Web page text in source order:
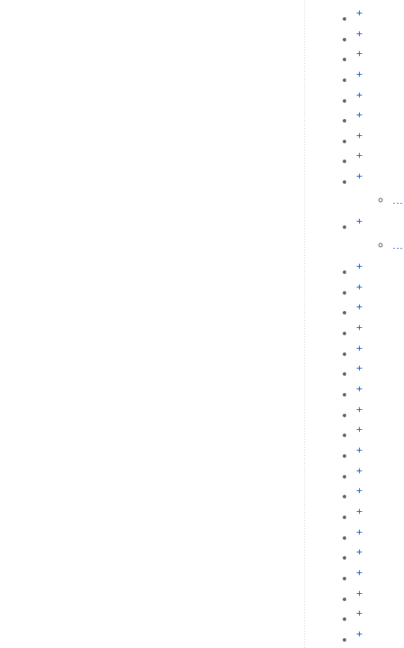
+
+
+
+
+
+
+
+
+
...
+
...
+
+
+
+
+
+
+
+
+
+
+
+
+
+
+
+
+
+
+